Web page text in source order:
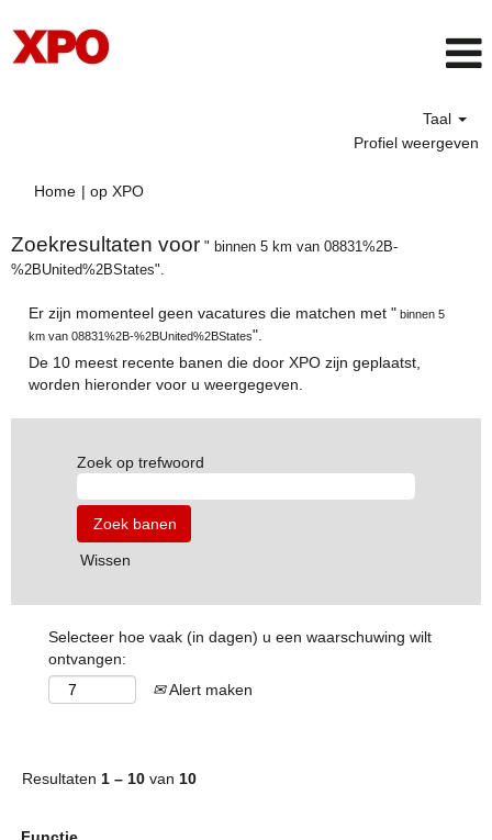
Taal
Profiel weergeven
Home | op XPO(huidige
Zoekresultaten voor " binnen 5 km van 08831%2B-
%2BUnited%2BStates".
Er zijn momenteel geen vacatures die matchen met " binnen 5
km van 08831%2B-%2BUnited%2BStates".
De 10 meest recente banen die door XPO zijn geplaatst,
worden hieronder voor u weergegeven.
Zoek op trefwoord
Wissen
Selecteer hoe vaak (in dagen) u een waarschuwing wilt
ontvangen:
Alert maken
Resultaten 1 – 10 van 10